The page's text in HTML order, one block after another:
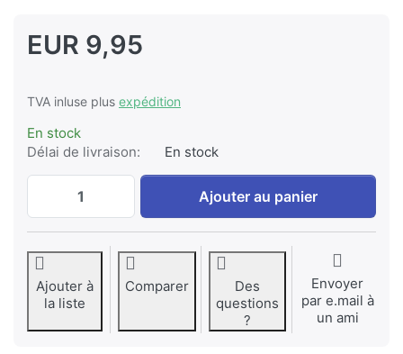
EUR 9,95
TVA inluse plus expédition
En stock
Délai de livraison:
En stock
Filtre en acier inoxydable Dunoon
Ajouter au panier
Ajouter à
la liste
Comparer
Des
questions
?
Envoyer
par e.mail à
un ami